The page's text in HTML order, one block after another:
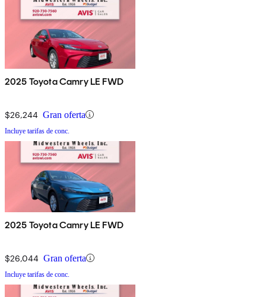
2025 Toyota Camry LE FWD
$26,244 Gran oferta
Incluye tarifas de conc.
2025 Toyota Camry LE FWD
$26,044 Gran oferta
Incluye tarifas de conc.